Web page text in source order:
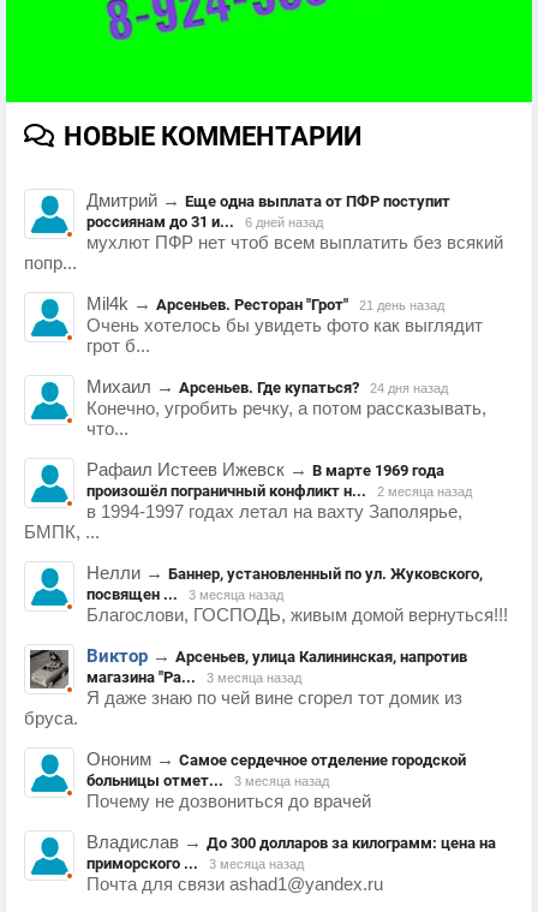
НОВЫЕ КОММЕНТАРИИ
Дмитрий → Еще одна выплата от ПФР поступит
россиянам до 31 и...
6 дней назад
мухлют ПФР нет чтоб всем выплатить без всякий
попр...
Mil4k → Арсеньев. Ресторан "Грот" 21 день назад
Очень хотелось бы увидеть фото как выглядит
грот б...
Михаил → Арсеньев. Где купаться? 24 дня назад
Конечно, угробить речку, а потом рассказывать,
что...
Рафаил Истеев Ижевск → В марте 1969 года
произошёл пограничный конфликт н...
2 месяца назад
в 1994-1997 годах летал на вахту Заполярье,
БМПК, ...
Нелли → Баннер, установленный по ул. Жуковского,
посвящен ...
3 месяца назад
Благослови, ГОСПОДЬ, живым домой вернуться!!!
Виктор → Арсеньев, улица Калининская, напротив
магазина "Ра...
3 месяца назад
Я даже знаю по чей вине сгорел тот домик из
бруса.
Ононим → Самое сердечное отделение городской
больницы отмет...
3 месяца назад
Почему не дозвониться до врачей
Владислав → До 300 долларов за килограмм: цена на
приморского ...
3 месяца назад
Почта для связи ashad1@yandex.ru